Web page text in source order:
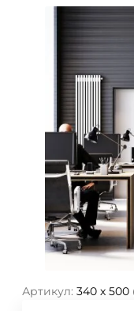
Артикул: 340 х 500